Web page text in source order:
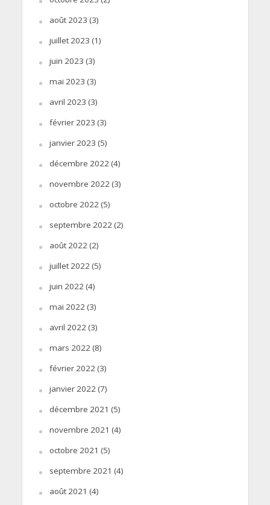
août 2023 (3)
juillet 2023 (1)
juin 2023 (3)
mai 2023 (3)
avril 2023 (3)
février 2023 (3)
janvier 2023 (5)
décembre 2022(4)
novembre 2022(3)
octobre 2022(5)
septembre 2022(2)
août 2022(2)
juillet 2022(5)
juin 2022(4)
mai 2022(3)
avril 2022(3)
mars 2022(8)
février 2022(3)
janvier 2022(7)
décembre 2021 (5)
novembre 2021 (4)
octobre 2021 (5)
septembre 2021 (4)
août 2021 (4)